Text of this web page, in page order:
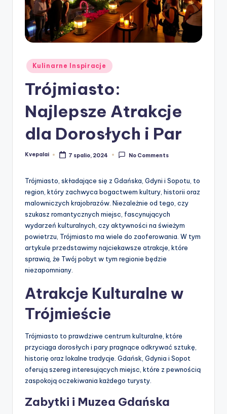
Posted
in
Kulinarne Inspiracje
Trójmiasto:
Najlepsze Atrakcje
dla Dorosłych i Par
Posted
Kvepalai 7 spalio, 2024 No Comments
Trójmiasto, składające się z Gdańska, Gdyni i Sopotu, to
region, który zachwyca bogactwem kultury, historii oraz
malowniczych krajobrazów. Niezależnie od tego, czy
szukasz romantycznych miejsc, fascynujących
wydarzeń kulturalnych, czy aktywności na świeżym
powietrzu, Trójmiasto ma wiele do zaoferowania. W tym
artykule przedstawimy najciekawsze atrakcje, które
sprawią, że Twój pobyt w tym regionie będzie
niezapomniany.
Atrakcje Kulturalne w
Trójmieście
Trójmiasto to prawdziwe centrum kulturalne, które
przyciąga dorosłych i pary pragnące odkrywać sztukę,
historię oraz lokalne tradycje. Gdańsk, Gdynia i Sopot
oferują szereg interesujących miejsc, które z pewnością
zaspokoją oczekiwania każdego turysty.
Zabytki i Muzea Gdańska